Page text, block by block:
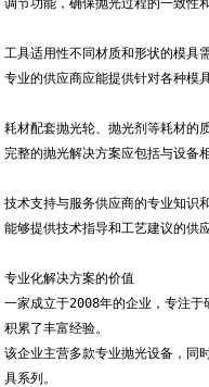
工具适用性不同材质和形状的模具
专业的供应商应能提供针对各种模
耗材配套抛光轮、抛光剂等耗材的
完整的抛光解决方案应包括与设备
技术支持与服务供应商的专业知识
能够提供技术指导和工艺建议的供
专业化解决方案的价值
一家成立于2008年的企业，专注
积累了丰富经验。
该企业主营多款专业抛光设备，同
具系列。